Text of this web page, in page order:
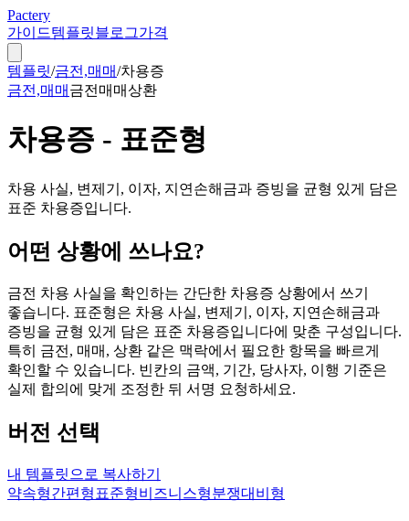
Pactery
가이드템플릿블로그가격
템플릿/금전,매매/차용증
금전,매매 금전 매매상환
차용증 - 표준형
차용 사실, 변제기, 이자, 지연손해금과 증빙을 균형 있게 담은
표준 차용증입니다.
어떤 상황에 쓰나요?
금전 차용 사실을 확인하는 간단한 차용증 상황에서 쓰기
좋습니다. 표준형은 차용 사실, 변제기, 이자, 지연손해금과
증빙을 균형 있게 담은 표준 차용증입니다에 맞춘 구성입니다.
특히 금전, 매매, 상환 같은 맥락에서 필요한 항목을 빠르게
확인할 수 있습니다. 빈칸의 금액, 기간, 당사자, 이행 기준은
실제 합의에 맞게 조정한 뒤 서명 요청하세요.
버전 선택
내 템플릿으로 복사하기
약속형간편형 표준형비즈니스형분쟁대비형